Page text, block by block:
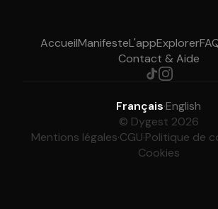
AccueilManifesteL'appExplorer
Contact & Aide
Français·English
© Dygest 2026
Mentions légales·CGU·Politique de
Cookies